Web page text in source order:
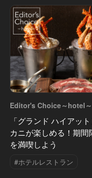
Editor's Choice～hotel
「グランド ハイアッ
カニが楽しめる！期
を満喫しよう
#ホテルレストラン